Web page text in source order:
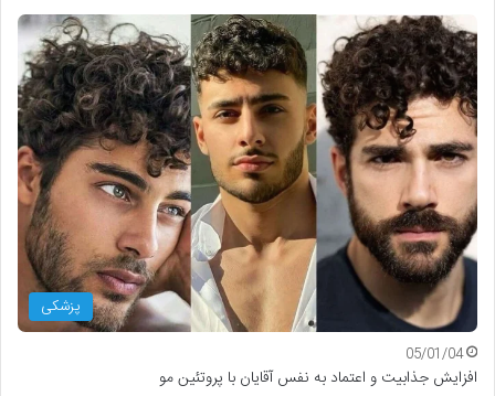
پزشکی
05/01/04
افزایش جذابیت و اعتماد به نفس آقایان با پروتئین مو